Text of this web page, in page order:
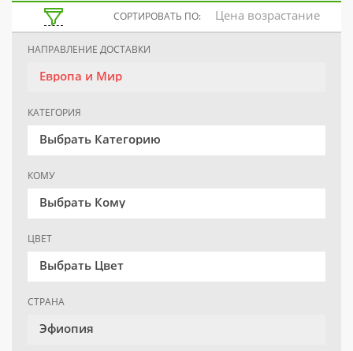
СОРТИРОВАТЬ ПО: Цена возрастание
НАПРАВЛЕНИЕ ДОСТАВКИ
Европа и Мир
КАТЕГОРИЯ
Выбрать Категорию
КОМУ
Выбрать Кому
ЦВЕТ
Выбрать Цвет
СТРАНА
Эфиопия